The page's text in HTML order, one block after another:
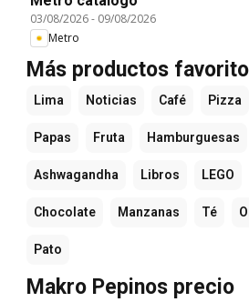
03/08/2026- 09/08/2026
Metro
Más productos
Lima Noticias Café Pizza
Papas Fruta Hamburguesas
Ashwagandha Libros LEGO
Chocolate Manzanas Té
Pato
Makro Pepinos precio